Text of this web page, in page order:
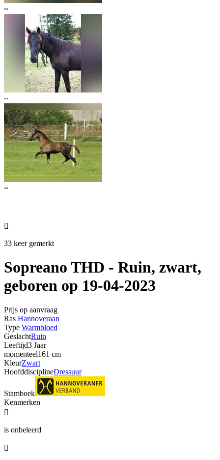
~
~
~

33 keer gemerkt
Sopreano THD - Ruin, zwart,
geboren op 19-04-2023
Prijs op aanvraag
Ras Hannoveraan
Type Warmbloed
GeslachtRuin
Leeftijd3 Jaar
momenteel161 cm
KleurZwart
HoofddisciplineDressuur
Stamboek
Kenmerken

is onbeleerd
